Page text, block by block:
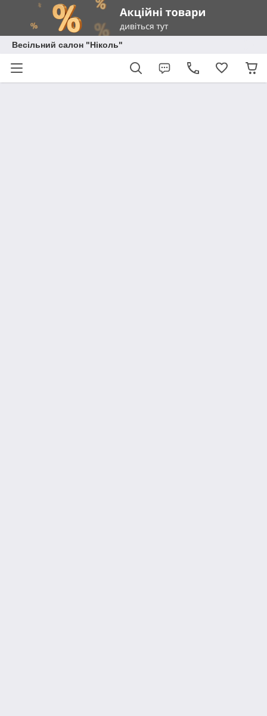
Весільний салон "Ніколь"